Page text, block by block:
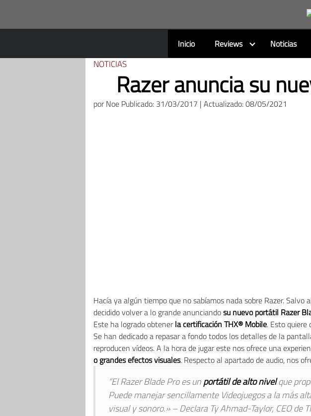
contenido
Inicio
Reviews Noticias
NOTICIAS
Razer anuncia su
porNoe Publicado: 31/03/2017 | Actualizado: 08/05/2021
Hacía ya algún tiempo que no sabíamos nada sobre Razer.
decidido volver a lo grande anunciandosu nuevo portátil Razer
Este ha logrado obtenerla certificación THX® Mobile. Esto quiere
Se han dedicado a repasar a fondo todos los detalles de la
reproducen vídeos. A la hora de jugar este nos ofrece una
o grandes efectos visuales. Respecto al apartado de audio, nos
“El Razer Blade Pro es unportátil de alto nivelque
Puede manejar sencillamente Videojuegos a la más
visual y sonoro.» – Declara Ty Ahmad-Taylor, CEO de